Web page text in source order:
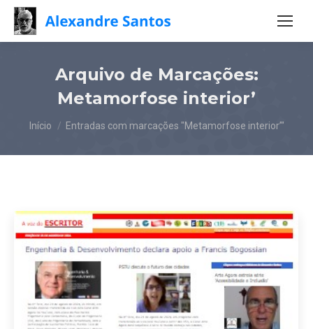
Arquivo de Marcações:
Metamorfose interior’
Você está aqui:
Início Entradas com marcações "Metamorfose interior’"